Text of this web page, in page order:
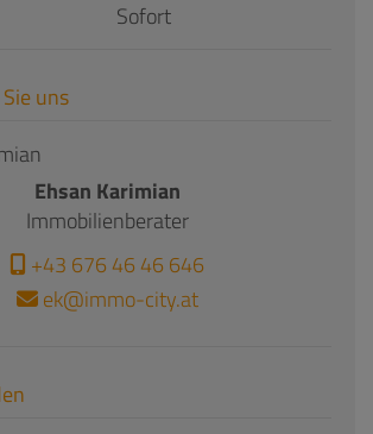
Sofort
uns
Ehsan Karimian
Immobilienberater
+43 676 46 46 646
ek@immo-city.at